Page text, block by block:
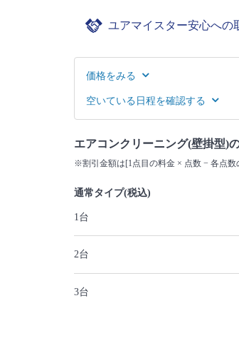
ユアマイスター安心への
価格をみる
空いている日程を確認する
エアコンクリーニング(壁掛型)
※割引金額は[1点目の料金 × 点数 − 各点数
通常タイプ(税込)
1台
2台
3台